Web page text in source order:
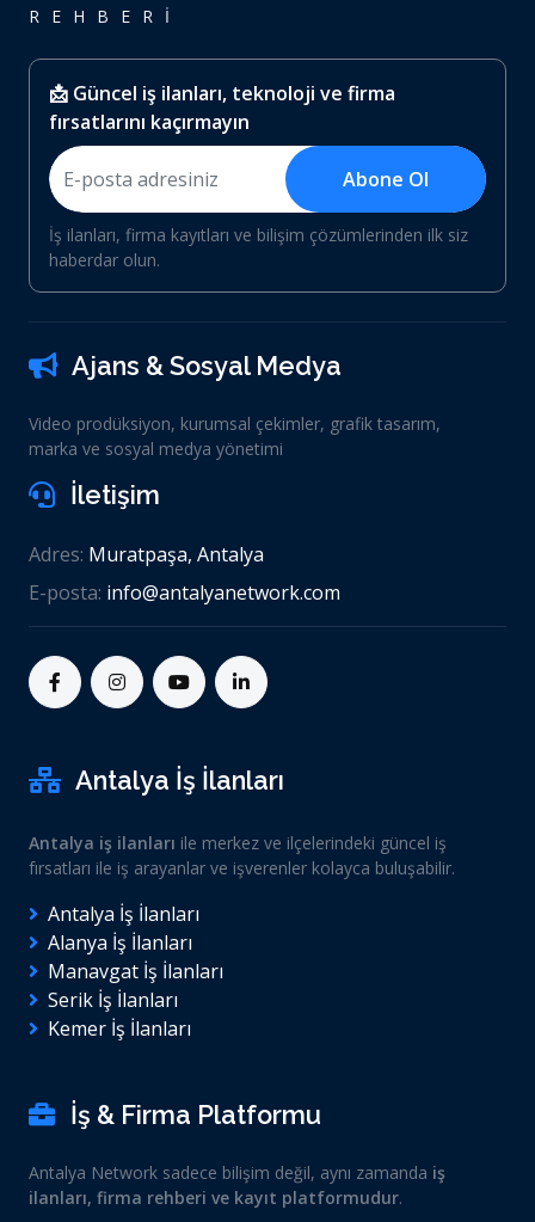
REHBERİ
📩 Güncel iş ilanları, teknoloji ve firma
fırsatlarını kaçırmayın
Abone Ol
İş ilanları, firma kayıtları ve bilişim çözümlerinden ilk siz
haberdar olun.
Ajans & Sosyal Medya
Video prodüksiyon, kurumsal çekimler, grafik tasarım,
marka ve sosyal medya yönetimi
İletişim
Adres: Muratpaşa, Antalya
E-posta: info@antalyanetwork.com
Antalya İş İlanları
Antalya iş ilanları ile merkez ve ilçelerindeki güncel iş
fırsatları ile iş arayanlar ve işverenler kolayca buluşabilir.
Antalya İş İlanları
Alanya İş İlanları
Manavgat İş İlanları
Serik İş İlanları
Kemer İş İlanları
İş & Firma Platformu
Antalya Network sadece bilişim değil, aynı zamanda iş
ilanları, firma rehberi ve kayıt platformudur.